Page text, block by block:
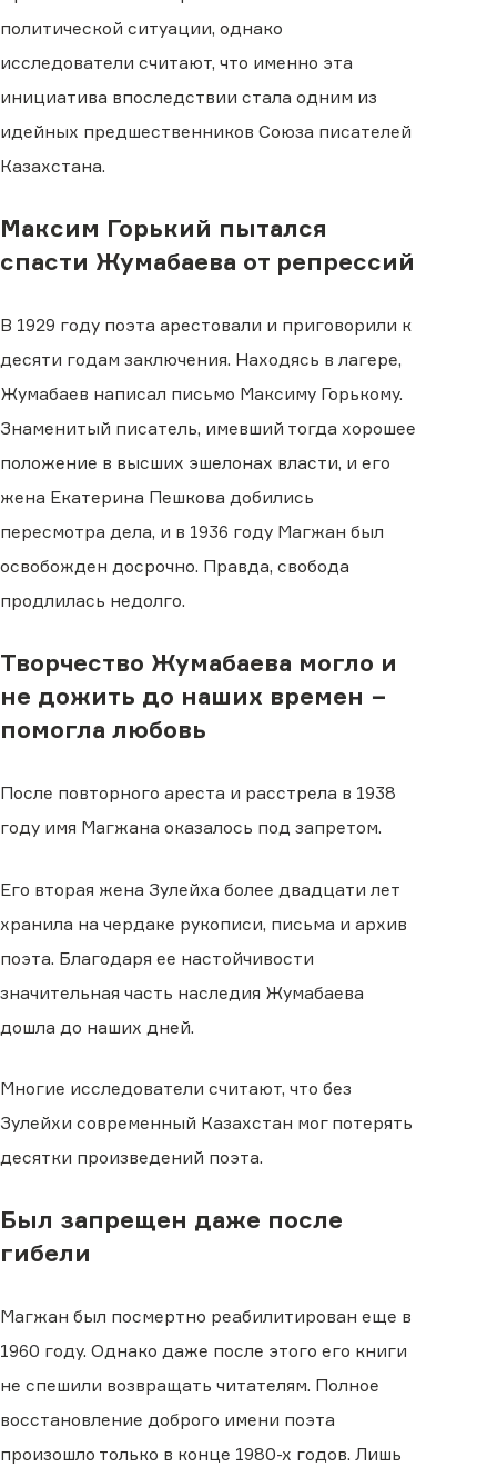
политической ситуации, однако
исследователи считают, что именно эта
инициатива впоследствии стала одним из
идейных предшественников Союза писателей
Казахстана.
Максим Горький пытался
спасти Жумабаева от репрессий
В 1929 году поэта арестовали и приговорили к
десяти годам заключения. Находясь в лагере,
Жумабаев написал письмо Максиму Горькому.
Знаменитый писатель, имевший тогда хорошее
положение в высших эшелонах власти, и его
жена Екатерина Пешкова добились
пересмотра дела, и в 1936 году Магжан был
освобожден досрочно. Правда, свобода
продлилась недолго.
Творчество Жумабаева могло и
не дожить до наших времен −
помогла любовь
После повторного ареста и расстрела в 1938
году имя Магжана оказалось под запретом.
Его вторая жена Зулейха более двадцати лет
хранила на чердаке рукописи, письма и архив
поэта. Благодаря ее настойчивости
значительная часть наследия Жумабаева
дошла до наших дней.
Многие исследователи считают, что без
Зулейхи современный Казахстан мог потерять
десятки произведений поэта.
Был запрещен даже после
гибели
Магжан был посмертно реабилитирован еще в
1960 году. Однако даже после этого его книги
не спешили возвращать читателям. Полное
восстановление доброго имени поэта
произошло только в конце 1980-х годов. Лишь